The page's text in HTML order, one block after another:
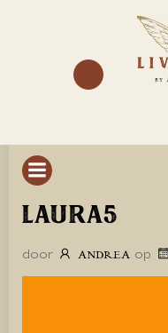
LAURA5
door ANDREA op